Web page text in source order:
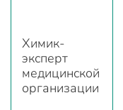
Химик-
эксперт
медицинской
организации